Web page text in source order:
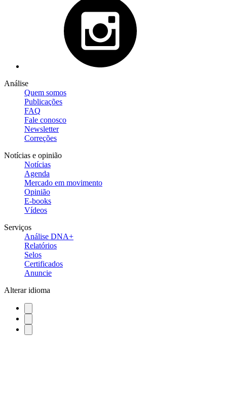
Análise
Quem somos
Publicações
FAQ
Fale conosco
Newsletter
Correções
Notícias e opinião
Notícias
Agenda
Mercado em movimento
Opinião
E-books
Vídeos
Serviços
Análise DNA+
Relatórios
Selos
Certificados
Anuncie
Alterar idioma